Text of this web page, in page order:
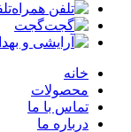
گجت
خانه
محصولات
تماس با ما
درباره ما